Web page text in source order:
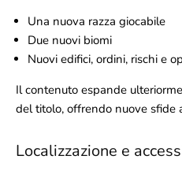
Una nuova razza giocabile
Due nuovi biomi
Nuovi edifici, ordini, rischi e
Il contenuto espande
del titolo, offrendo nuove sfide
Localizzazione e